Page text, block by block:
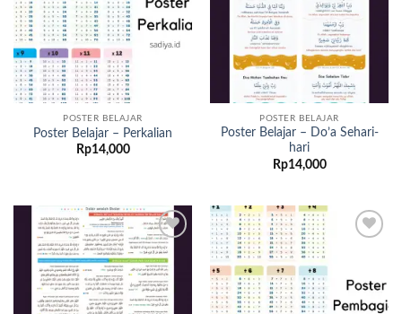
POSTER BELAJAR
Poster Belajar – Perkalian
Rp14,000
POSTER BELAJAR
Poster Belajar – Do’a Sehari-
hari
Rp14,000
Add to
wishlist